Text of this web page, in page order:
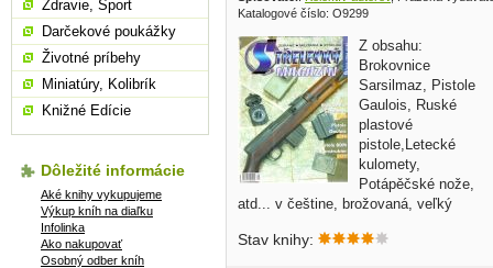
Katalogové číslo: O9299
Z obsahu:
Brokovnice
Sarsilmaz, Pistole
Gaulois, Ruské
plastové
pistole,Letecké
kulomety,
Potápěčské nože,
atd... v češtine, brožovaná, veľký
Stav knihy:
Zdravie, Šport
Darčekové poukážky
Životné príbehy
Miniatúry, Kolibrík
Knižné Edície
Dôležité informácie
Aké knihy vykupujeme
Výkup kníh na diaľku
Infolinka
Ako nakupovať
Osobný odber kníh